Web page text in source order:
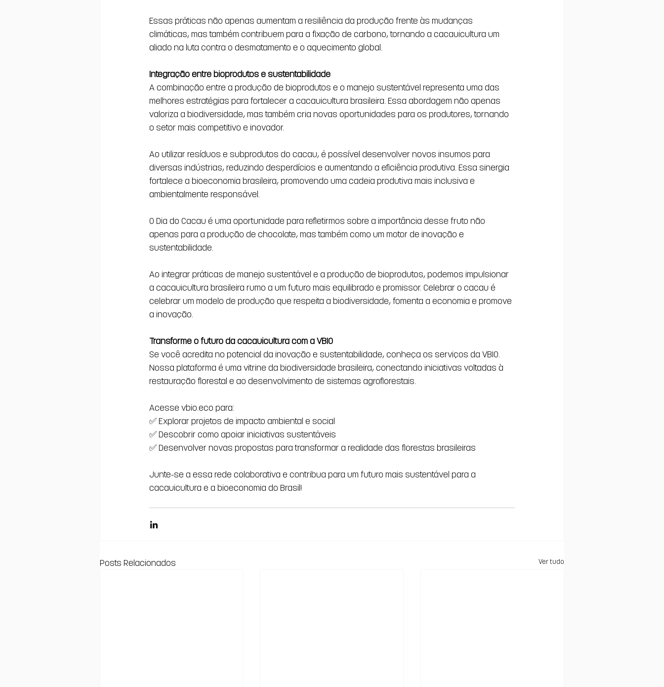
Essas práticas não apenas aumentam a resiliência da produção frente às mudanças
climáticas, mas também contribuem para a fixação de carbono, tornando a cacauicultura um
aliado na luta contra o desmatamento e o aquecimento global.
Integração entre bioprodutos e sustentabilidade
A combinação entre a produção de bioprodutos e o manejo sustentável representa uma das
melhores estratégias para fortalecer a cacauicultura brasileira. Essa abordagem não apenas
valoriza a biodiversidade, mas também cria novas oportunidades para os produtores, tornando
o setor mais competitivo e inovador.
Ao utilizar resíduos e subprodutos do cacau, é possível desenvolver novos insumos para
diversas indústrias, reduzindo desperdícios e aumentando a eficiência produtiva. Essa sinergia
fortalece a bioeconomia brasileira, promovendo uma cadeia produtiva mais inclusiva e
ambientalmente responsável.
O Dia do Cacau é uma oportunidade para refletirmos sobre a importância desse fruto não
apenas para a produção de chocolate, mas também como um motor de inovação e
sustentabilidade.
Ao integrar práticas de manejo sustentável e a produção de bioprodutos, podemos impulsionar
a cacauicultura brasileira rumo a um futuro mais equilibrado e promissor. Celebrar o cacau é
celebrar um modelo de produção que respeita a biodiversidade, fomenta a economia e promove
a inovação.
Transforme o futuro da cacauicultura com a VBIO
Se você acredita no potencial da inovação e sustentabilidade, conheça os serviços da VBIO.
Nossa plataforma é uma vitrine da biodiversidade brasileira, conectando iniciativas voltadas à
restauração florestal e ao desenvolvimento de sistemas agroflorestais.
Acesse vbio.eco para:
✅ Explorar projetos de impacto ambiental e social
✅ Descobrir como apoiar iniciativas sustentáveis
✅ Desenvolver novas propostas para transformar a realidade das florestas brasileiras
Junte-se a essa rede colaborativa e contribua para um futuro mais sustentável para a
cacauicultura e a bioeconomia do Brasil!
Posts Relacionados Ver tudo